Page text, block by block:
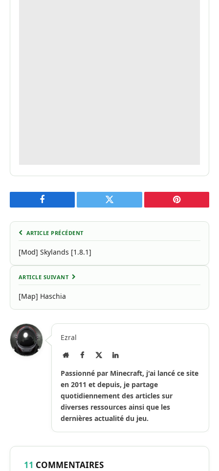
Facebook Twitter Pinterest
ARTICLE PRÉCÉDENT
[Mod] Skylands [1.8.1]
ARTICLE SUIVANT
[Map] Haschia
Ezral
Site
Facebook LinkedIn
Passionné par Minecraft, j'ai lancé ce site
en 2011 et depuis, je partage
quotidiennement des articles sur
diverses ressources ainsi que les
dernières actualité du jeu.
11 COMMENTAIRES